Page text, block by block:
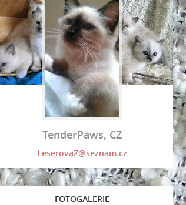
TenderPaws, CZ
LeserovaZ@seznam.cz
FOTOGALERIE